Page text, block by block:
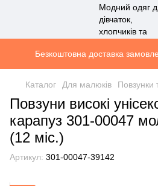
Безкоштовна доставка
Каталог Для малюків Повзунки
Повзуни високі
карапуз 301-00047
(12 мiс.)
Артикул: 301-00047-39142